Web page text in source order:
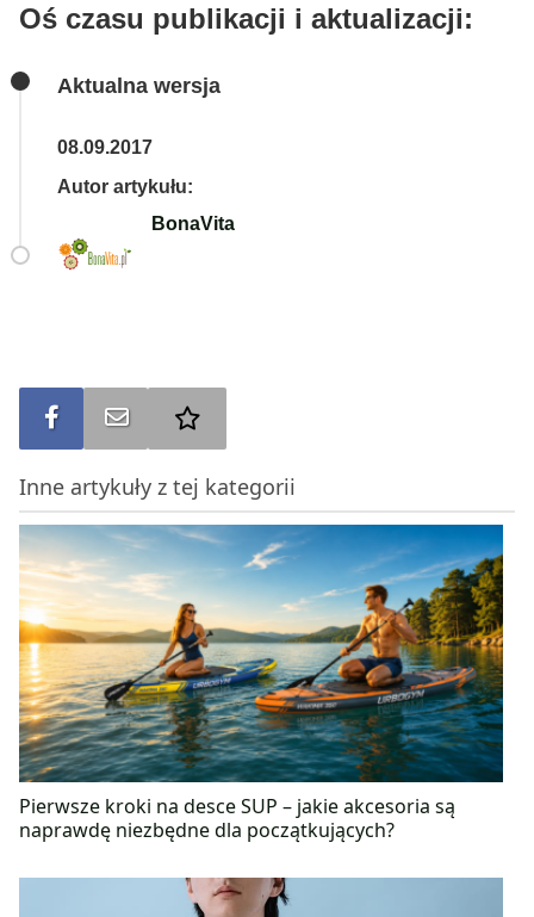
Oś czasu publikacji i aktualizacji:
Aktualna wersja
08.09.2017
Autor artykułu:
BonaVita
Udostępnij na FBWyślij na e-mail
Inne artykuły z tej kategorii
Pierwsze kroki na desce SUP – jakie akcesoria są
naprawdę niezbędne dla początkujących?